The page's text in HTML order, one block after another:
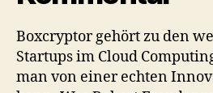
Boxcryptor gehört zu den
Startups im Cloud
man von einer echten